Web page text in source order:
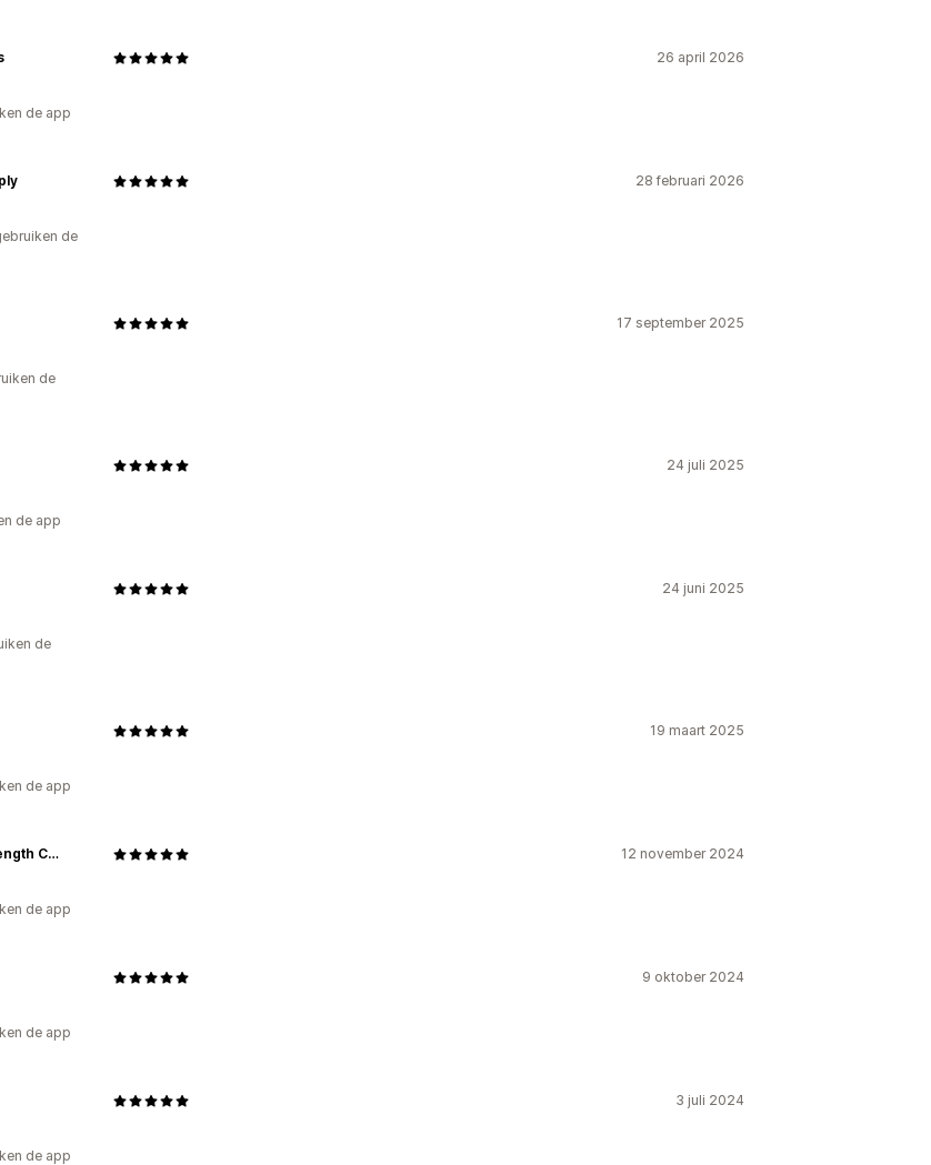
26 april 2026
de app
28 februari 2026
de
17 september 2025
de
24 juli 2025
de app
24 juni 2025
de
19 maart 2025
de app
12 november 2024
B by Design Strength Coach Inc.
de app
9 oktober 2024
de app
3 juli 2024
de app